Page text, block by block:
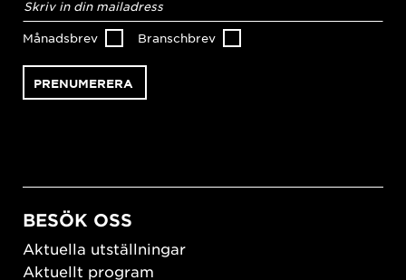
postadress*
Månadsbrev Branschbrev
BESÖK OSS
Aktuella utställningar
Aktuellt program